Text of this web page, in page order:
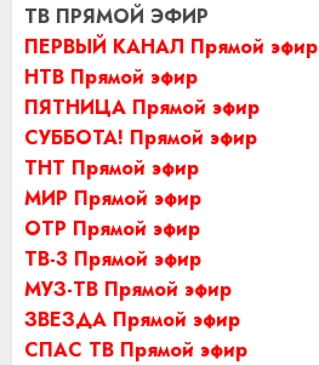
ТВ ПРЯМОЙ ЭФИР
ПЕРВЫЙ КАНАЛ Прямой эфир
НТВ Прямой эфир
ПЯТНИЦА Прямой эфир
СУББОТА! Прямой эфир
ТНТ Прямой эфир
МИР Прямой эфир
ОТР Прямой эфир
ТВ-3 Прямой эфир
МУЗ-ТВ Прямой эфир
ЗВЕЗДА Прямой эфир
СПАС ТВ Прямой эфир